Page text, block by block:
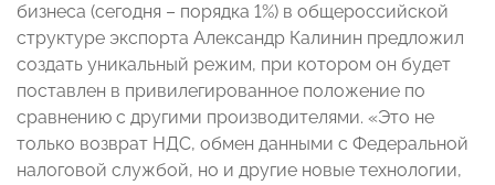
бизнеса (сегодня – порядка 1%) в общероссийской
структуре экспорта Александр Калинин предложил
создать уникальный режим, при котором он будет
поставлен в привилегированное положение по
сравнению с другими производителями. «Это не
только возврат НДС, обмен данными с Федеральной
налоговой службой, но и другие новые технологии,